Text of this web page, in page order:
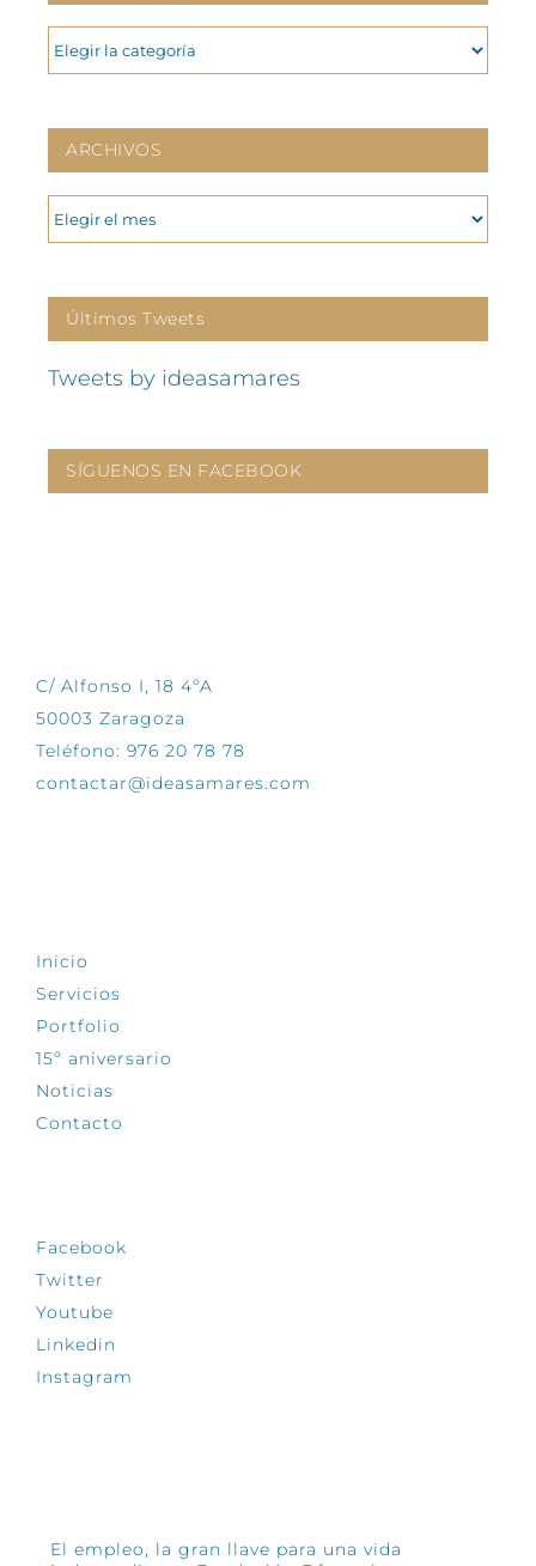
CATEGORIAS
ARCHIVOS
ARCHIVOS
Últimos Tweets
Tweets by ideasamares
SÍGUENOS EN FACEBOOK
C/ Alfonso I, 18 4ºA
50003 Zaragoza
Teléfono: 976 20 78 78
contactar@ideasamares.com
Inicio
Servicios
Portfolio
15º aniversario
Noticias
Contacto
Facebook
Twitter
Youtube
Linkedin
Instagram
El empleo, la gran llave para una vida